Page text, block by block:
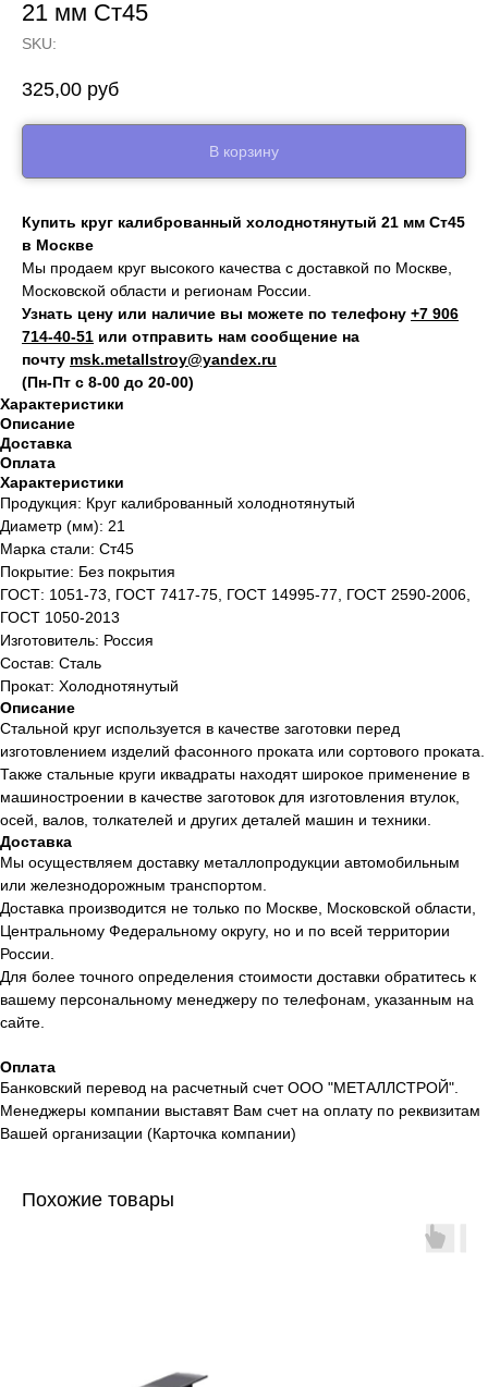
21 мм Ст45
SKU:
325,00 руб
В корзину
Купить круг калиброванный холоднотянутый 21 мм Ст45
в Москве
Мы продаем круг высокого качества с доставкой по Москве,
Московской области и регионам России.
Узнать цену или наличие вы можете по телефону +7 906
714‑40-51 или отправить нам сообщение на
почту msk.metallstroy@yandex.ru
(Пн-Пт с 8-00 до 20-00)
Характеристики
Описание
Доставка
Оплата
Характеристики
Продукция: Круг калиброванный холоднотянутый
Диаметр (мм): 21
Марка стали: Ст45
Покрытие: Без покрытия
ГОСТ: 1051-73, ГОСТ 7417-75, ГОСТ 14995-77, ГОСТ 2590-2006,
ГОСТ 1050-2013
Изготовитель: Россия
Состав: Сталь
Прокат: Холоднотянутый
Описание
Стальной круг используется в качестве заготовки перед
изготовлением изделий фасонного проката или сортового проката.
Также стальные круги иквадраты находят широкое применение в
машиностроении в качестве заготовок для изготовления втулок,
осей, валов, толкателей и других деталей машин и техники.
Доставка
Мы осуществляем доставку металлопродукции автомобильным
или железнодорожным транспортом.
Доставка производится не только по Москве, Московской области,
Центральному Федеральному округу, но и по всей территории
России.
Для более точного определения стоимости доставки обратитесь к
вашему персональному менеджеру по телефонам, указанным на
сайте.
Оплата
Банковский перевод на расчетный счет ООО "МЕТАЛЛСТРОЙ".
Менеджеры компании выставят Вам счет на оплату по реквизитам
Вашей организации (Карточка компании)
Похожие товары